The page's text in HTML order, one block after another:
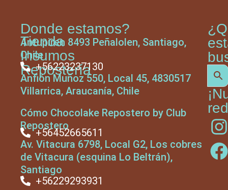
Tienda
Insumos
Repostería
Donde estamos?
Antupiren 8493 Peñalolen, Santiago,
Chile
+56223237130
Anfión Muñoz 550, Local 45, 4830517
Villarrica, Araucanía, Chile
Cómo Chocolake Repostero by Club
Repostero
+56452665611
Av. Vitacura 6798, Local G2, Los cobres
de Vitacura (esquina Lo Beltrán),
Santiago
+56229293931